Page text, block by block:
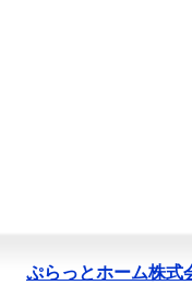
ぷらっとホーム株式